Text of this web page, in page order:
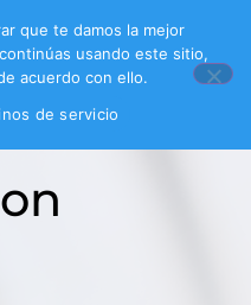
“chaqueta con
que te damos la mejor
usando este sitio,
acuerdo con ello.
de servicio